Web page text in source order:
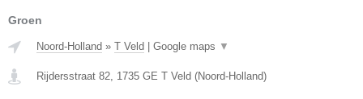
Groen
Noord-Holland » T Veld Google maps ▼
Rijdersstraat 82, 1735 GE T Veld (Noord-Holland)